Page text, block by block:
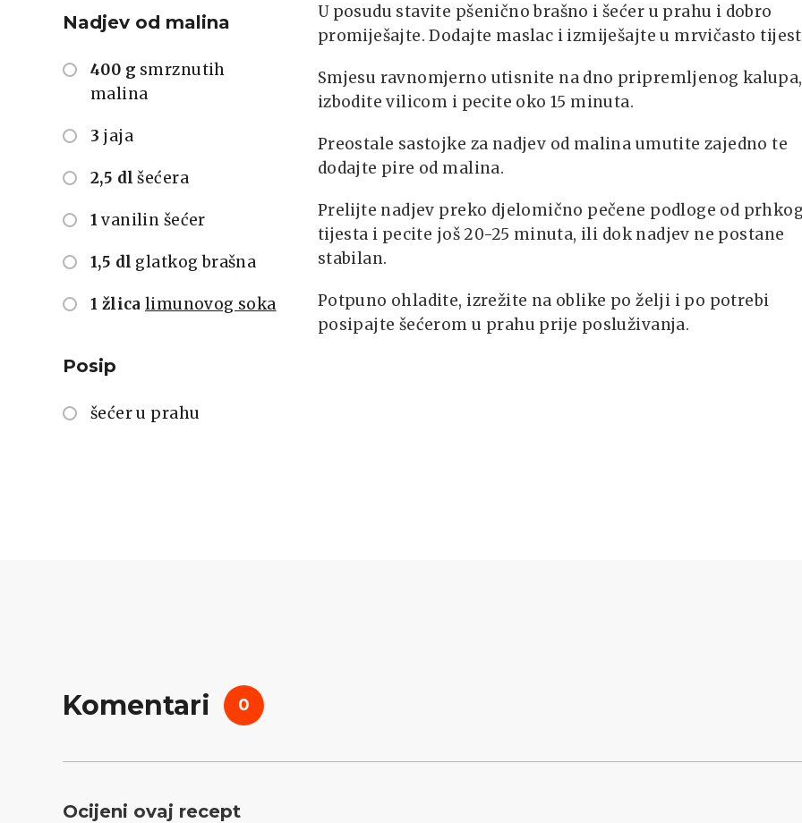
Nadjev od malina
400 g smrznutih
malina
3 jaja
2,5 dl šećera
1 vanilin šećer
1,5 dl glatkog brašna
1 žlica limunovog soka
Posip
šećer u prahu
U posudu stavite pšenično brašno i šećer u prahu i dobro
promiješajte. Dodajte maslac i izmiješajte u mrvičasto
Smjesu ravnomjerno utisnite na dno pripremljenog kalupa,
izbodite vilicom i pecite oko 15 minuta.
Preostale sastojke za nadjev od malina umutite zajedno te
dodajte pire od malina.
Prelijte nadjev preko djelomično pečene podloge od prhkog
tijesta i pecite još 20-25 minuta, ili dok nadjev ne postane
stabilan.
Potpuno ohladite, izrežite na oblike po želji i po potrebi
posipajte šećerom u prahu prije posluživanja.
Komentari 0
Ocijeni ovaj recept